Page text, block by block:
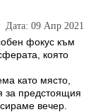
Дата: 09 Апр 2021
фокус към
която
като място,
за предстоящия
вечер.